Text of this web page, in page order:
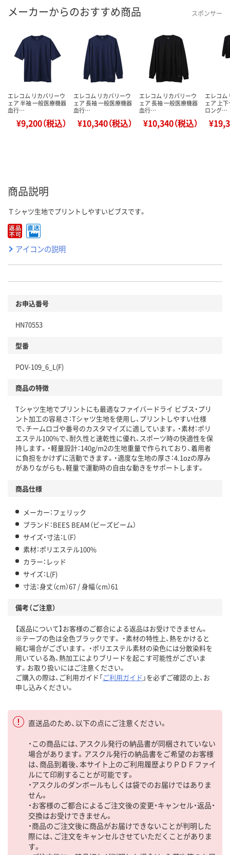
メーカーからのおすすめ商品 スポンサー
エレコム リカバリーウ
ェア 半袖 一般医療機器
血行…
¥9,200（税込）
エレコム リカバリーウ
ェア 長袖 一般医療機器
血行…
¥10,340（税込）
エレコム リカバリーウ
ェア 長袖 一般医療機器
血行…
¥10,340（税込）
エレコム
ェア 上
ロング…
商品説明
Ｔシャツ生地でプリントしやすいビブスです。
アイコンの説明
お申込番号
HN70553
型番
POV-109_6_L(F)
商品の特徴
Tシャツ生地でプリントにも最適なファイバードライ ビブス・プリ
ント加工の容易さ：Tシャツ生地を使用し、プリントしやすい仕様
で、チームロゴや番号のカスタマイズに適しています。・素材：ポリ
エステル100%で、耐久性と速乾性に優れ、スポーツ時の快適性を保
持します。・軽量設計：140g/m2の生地重量で作られており、着用者
に負担をかけずに活動できます。・適度な生地の厚さ：4.1ozの厚み
がありながらも、軽量で運動時の自由な動きをサポートします。
商品仕様
メーカー：フェリック
ブランド：BEES BEAM（ビーズビーム）
サイズ・寸法：L（F）
素材：ポリエステル100%
カラー：レッド
サイズ：L(F)
寸法：身丈（cm）67 / 身幅（cm）61
備考（ご注意）
【返品について】お客様のご都合による返品はお受けできません。
※テープの色は全色ブラックです。 ・素材の特性上、熱をかけると
縮む場合がございます。 ・ポリエステル素材の染色には分散染料を
用いている為、熱加工によりブリードを起こす可能性がございま
す。お取り扱いにはご注意ください。
ご購入の際は、ご利用ガイド「ご利用ガイド 」を必ずご確認の上、お
申し込みください。
直送品のため、以下の点にご注意ください。
・この商品には、アスクル発行の納品書が同梱されていない
場合があります。アスクル発行の納品書をご希望のお客様
は、商品到着後、本サイト上のご利用履歴よりＰＤＦファイ
ルにて印刷することが可能です。
・アスクルのダンボールもしくは袋でのお届けではありま
せん。
・お客様のご都合によるご注文後の変更・キャンセル・返品・
交換はお受けできません。
・商品のご注文後に商品がお届けできないことが判明した
際には、ご注文をキャンセルさせていただくことがありま
す。